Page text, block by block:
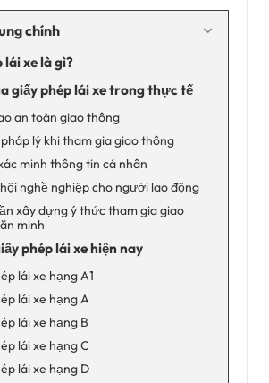
chính
lái xe là gì?
giấy phép lái xe trong thực tế
an toàn giao thông
lý khi tham gia giao thông
minh thông tin cá nhân
nghề nghiệp cho người lao động
xây dựng ý thức tham gia giao
minh
phép lái xe hiện nay
lái xe hạng A1
lái xe hạng A
lái xe hạng B
lái xe hạng C
lái xe hạng D